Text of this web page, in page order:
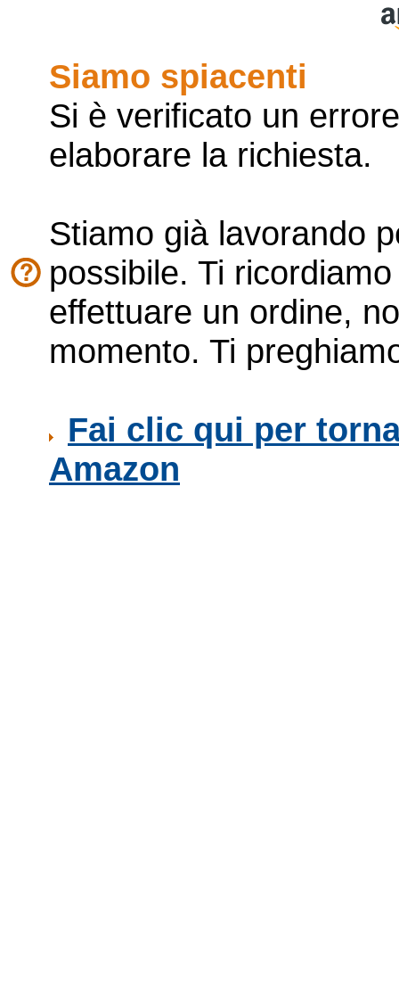
Siamo spiacenti
Si è verificato un
elaborare la richiesta.
Stiamo già lavorando
possibile. Ti
effettuare un ordine,
momento. Ti
Fai clic qui per
Amazon